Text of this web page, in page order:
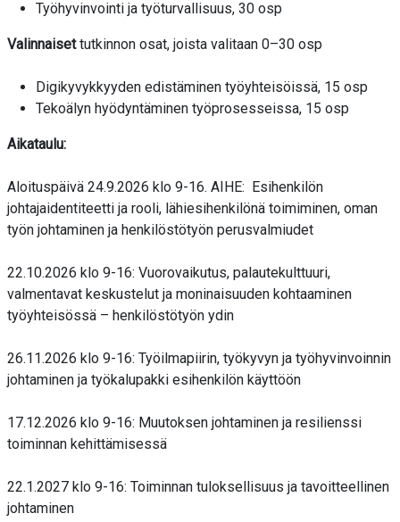
Työhyvinvointi ja työturvallisuus, 30 osp
Valinnaisettutkinnon osat, joista valitaan 0–30 osp
Digikyvykkyyden edistäminen työyhteisöissä, 15 osp
Tekoälyn hyödyntäminen työprosesseissa, 15 osp
Aikataulu:
Aloituspäivä 24.9.2026 klo 9-16. AIHE: Esihenkilön
johtajaidentiteetti ja rooli, lähiesihenkilönä toimiminen, oman
työn johtaminen ja henkilöstötyön perusvalmiudet
22.10.2026 klo 9-16: Vuorovaikutus, palautekulttuuri,
valmentavat keskustelut ja moninaisuuden kohtaaminen
työyhteisössä – henkilöstötyön ydin
26.11.2026 klo 9-16: Työilmapiirin, työkyvyn ja työhyvinvoinnin
johtaminen ja työkalupakki esihenkilön käyttöön
17.12.2026 klo 9-16: Muutoksen johtaminen ja resilienssi
toiminnan kehittämisessä
22.1.2027 klo 9-16: Toiminnan tuloksellisuus ja tavoitteellinen
johtaminen